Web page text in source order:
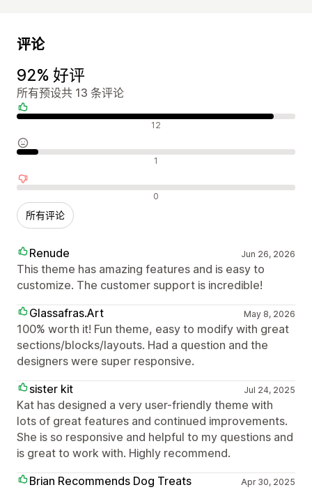
评论
92% 好评
所有预设共 13 条评论
好评 12
中评 1
差评 0
所有评论
Renude Jun 26, 2026
This theme has amazing features and is easy to
customize. The customer support is incredible!
Glassafras.Art
May 8, 2026
100% worth it! Fun theme, easy to modify with great
sections/blocks/layouts. Had a question and the
designers were super responsive.
sister kit
Jul 24, 2025
Kat has designed a very user-friendly theme with
lots of great features and continued improvements.
She is so responsive and helpful to my questions and
is great to work with. Highly recommend.
Brian Recommends Dog Treats
Apr 30, 2025